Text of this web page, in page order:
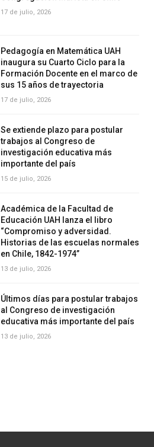
17 de julio, 2026
Pedagogía en Matemática UAH
inaugura su Cuarto Ciclo para la
Formación Docente en el marco de
sus 15 años de trayectoria
17 de julio, 2026
Se extiende plazo para postular
trabajos al Congreso de
investigación educativa más
importante del país
15 de julio, 2026
Académica de la Facultad de
Educación UAH lanza el libro
“Compromiso y adversidad.
Historias de las escuelas normales
en Chile, 1842-1974”
13 de julio, 2026
Últimos días para postular trabajos
al Congreso de investigación
educativa más importante del país
13 de julio, 2026